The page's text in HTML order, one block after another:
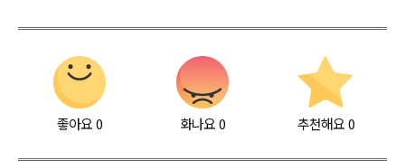
좋아요0 화나요0 추천해요 0